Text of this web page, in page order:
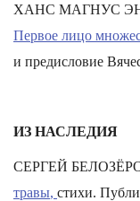
ХАНС МАГНУС
Первое лицо
и предисловие
ИЗ НАСЛЕДИЯ
СЕРГЕЙ
травы, стихи.